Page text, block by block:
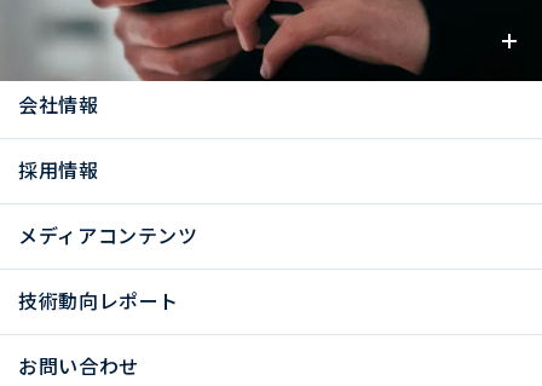
お知らせ
会社情報
採用情報
メディアコンテンツ
技術動向レポート
お問い合わせ